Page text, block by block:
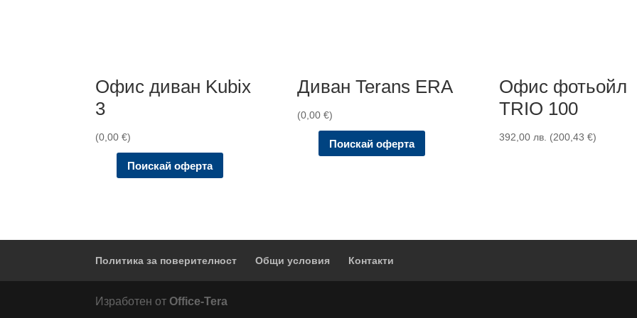
Офис диван Kubix
3
(0,00€)
Поискай оферта
Диван Terans ERA
(0,00 €)
Поискай оферта
Офис фотьойл
TRIO 100
392,00 лв. (200,43 €)
Политика за поверителност Общи условия Контакти
Изработен отOffice-Tera